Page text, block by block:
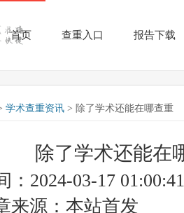
首页 查重入口 报告下载
学术查重资讯 > 除了学术还能在哪查重
除了学术还能在
：2024-03-17 01:00:41
来源：本站首发